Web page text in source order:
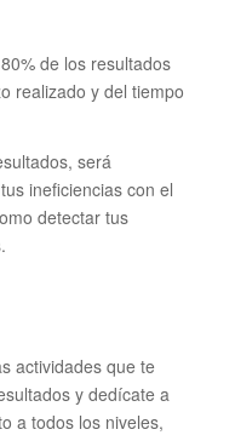
de los resultados
realizado y del tiempo
será
ineficiencias con el
detectar tus
actividades que te
y dedícate a
a todos los niveles,